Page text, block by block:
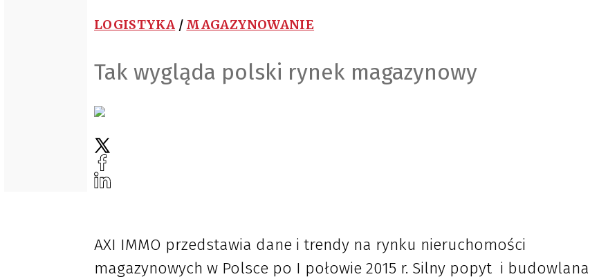
LOGISTYKA / MAGAZYNOWANIE
Tak wygląda polski rynek magazynowy
AXI IMMO przedstawia dane i trendy na rynku nieruchomości
magazynowych w Polsce po I połowie 2015 r. Silny popyt i budowlana